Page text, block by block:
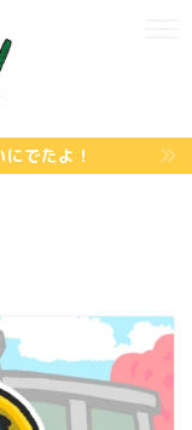
でたよ！